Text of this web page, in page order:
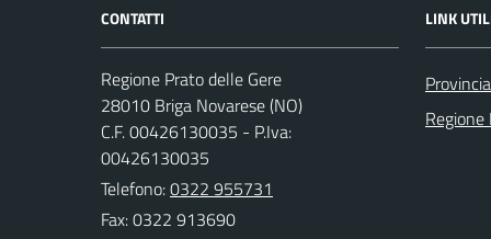
CONTATTI
Regione Prato delle Gere
28010 Briga Novarese (NO)
C.F. 00426130035 - P.Iva:
00426130035
Telefono:0322 955731
Fax: 0322 913690
LINK